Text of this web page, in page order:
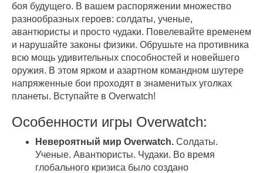
боя будущего. В вашем распоряжении множество
разнообразных героев: солдаты, ученые,
авантюристы и просто чудаки. Повелевайте временем
и нарушайте законы физики. Обрушьте на противника
всю мощь удивительных способностей и новейшего
оружия. В этом ярком и азартном командном шутере
напряженные бои проходят в знаменитых уголках
планеты. Вступайте в Overwatch!
Особенности игры Overwatch:
Невероятный мир Overwatch. Солдаты.
Ученые. Авантюристы. Чудаки. Во время
глобального кризиса было создано